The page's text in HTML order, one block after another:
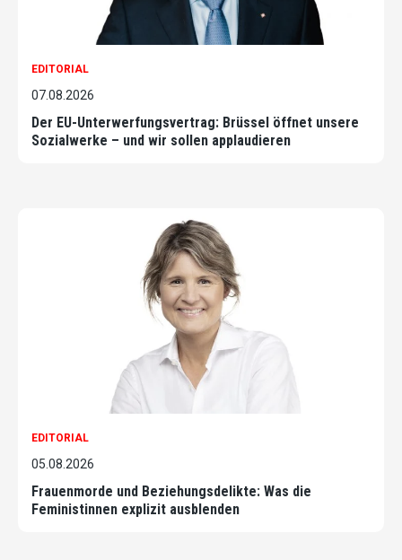
EDITORIAL
07.08.2026
Der EU-Unterwerfungsvertrag: Brüssel öffnet unsere
Sozialwerke – und wir sollen applaudieren
EDITORIAL
05.08.2026
Frauenmorde und Beziehungsdelikte: Was die
Feministinnen explizit ausblenden